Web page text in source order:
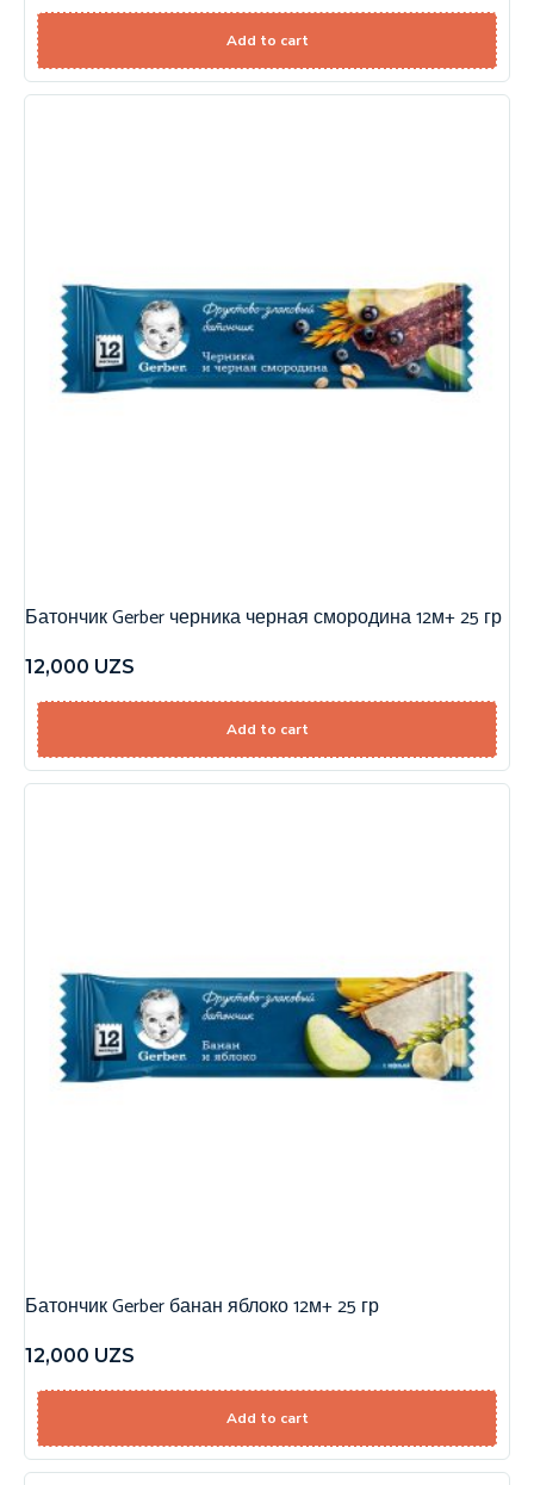
Add to cart
Батончик Gerber черника черная смородина 12м+ 25 гр
12,000 UZS
Add to cart
Батончик Gerber банан яблоко 12м+ 25 гр
12,000 UZS
Add to cart